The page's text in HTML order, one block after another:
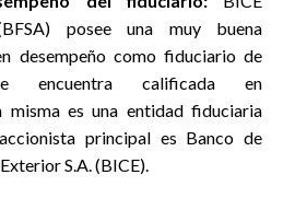
posee una muy buena
desempeño como fiduciario de
encuentra calificada en
misma es una entidad fiduciaria
principal es Banco de
S.A. (BICE).